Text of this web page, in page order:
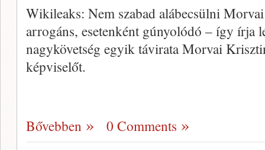
Wikileaks: Nem szabad alábecsülni
arrogáns, esetenként gúnyolódó – így írja
nagykövetség egyik távirata Morvai
képviselőt.
Bővebben 0 Comments